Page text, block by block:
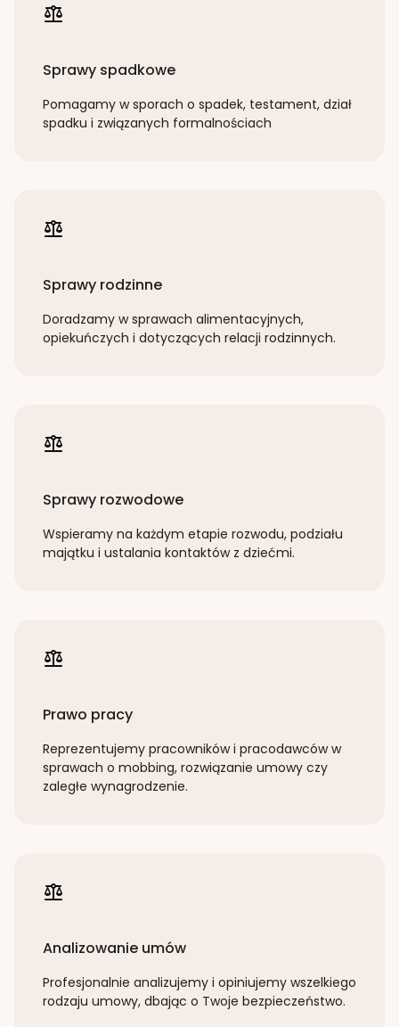
Sprawy spadkowe
Pomagamy w sporach o spadek, testament, dział
spadku i związanych formalnościach
Sprawy rodzinne
Doradzamy w sprawach alimentacyjnych,
opiekuńczych i dotyczących relacji rodzinnych.
Sprawy rozwodowe
Wspieramy na każdym etapie rozwodu, podziału
majątku i ustalania kontaktów z dziećmi.
Prawo pracy
Reprezentujemy pracowników i pracodawców w
sprawach o mobbing, rozwiązanie umowy czy
zaległe wynagrodzenie.
Analizowanie umów
Profesjonalnie analizujemy i opiniujemy wszelkiego
rodzaju umowy, dbając o Twoje bezpieczeństwo.